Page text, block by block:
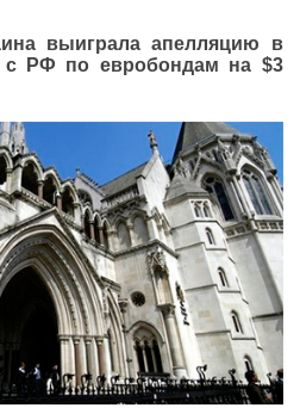
выиграла апелляцию в
с РФ по евробондам на $3